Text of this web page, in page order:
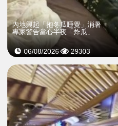
內地興起「抱冬瓜睡覺」消暑
專家警告當心半夜「炸瓜」
06/08/2026 29303